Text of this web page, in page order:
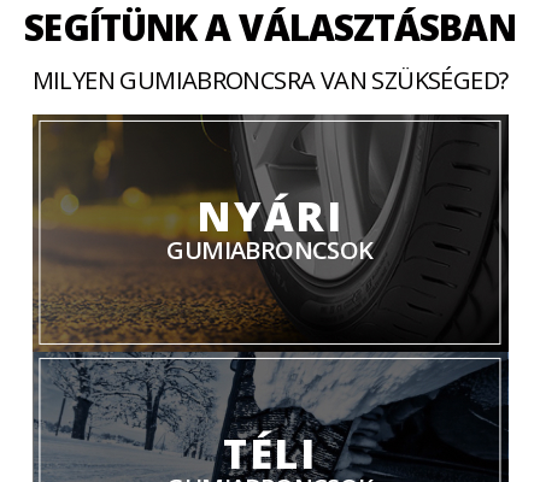
SEGÍTÜNK A VÁLASZTÁSBAN
MILYEN GUMIABRONCSRA VAN SZÜKSÉGED?
NYÁRI
GUMIABRONCSOK
TÉLI